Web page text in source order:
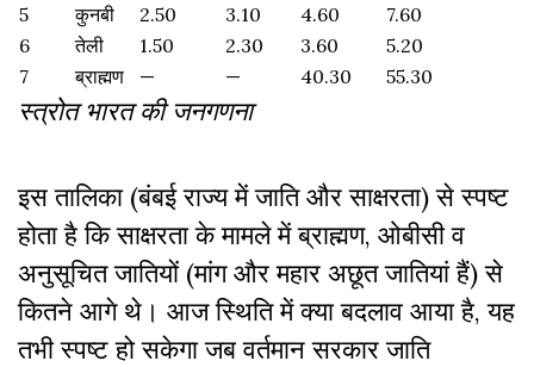
5
कुनबी 2.50 3.10 4.60
7.60
6
तेली 1.50 2.30 3.60
5.20
7
ब्राह्मण — — 40.30 55.30
स्त्रोत भारत की जनगणना
इस तालिका (बंबई राज्य में जाति और साक्षरता) से स्पष्ट
होता है कि साक्षरता के मामले में ब्राह्मण, ओबीसी व
अनुसूचित जातियों (मांग और महार अछूत जातियां हैं) से
कितने आगे थे। आज स्थिति में क्या बदलाव आया है, यह
तभी स्पष्ट हो सकेगा जब वर्तमान सरकार जाति